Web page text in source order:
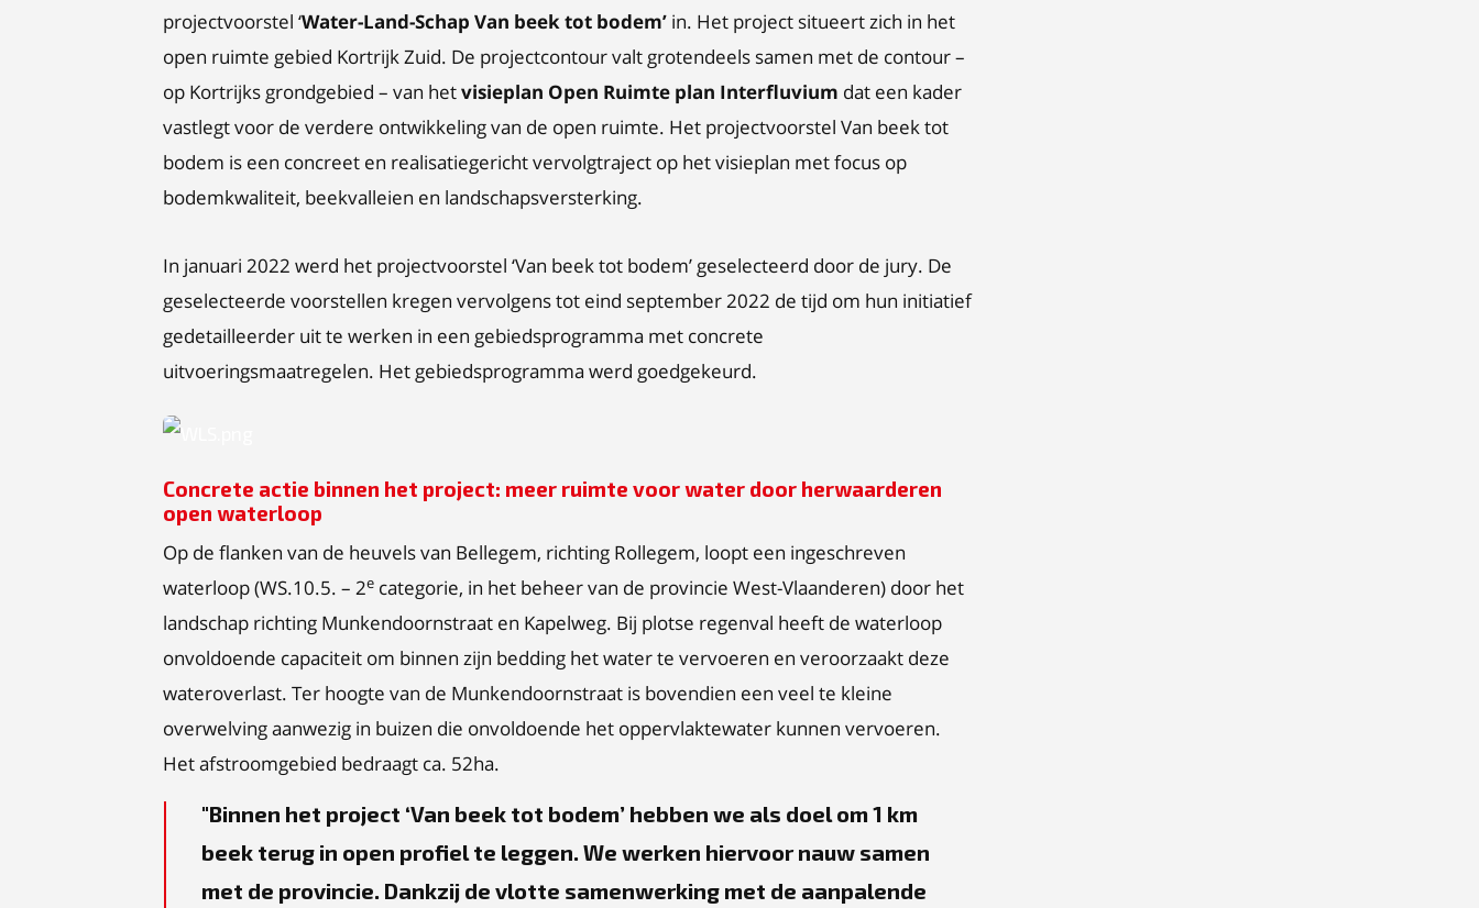
projectvoorstel ‘Water-Land-Schap Van beek tot bodem’ in. Het project situeert zich in het
open ruimte gebied Kortrijk Zuid. De projectcontour valt grotendeels samen met de contour –
op Kortrijks grondgebied – van hetvisieplan Open Ruimte plan Interfluvium dat een kader
vastlegt voor de verdere ontwikkeling van de open ruimte. Het projectvoorstel Van beek tot
bodem is een concreet en realisatiegericht vervolgtraject op het visieplan met focus op
bodemkwaliteit, beekvalleien en landschapsversterking.
In januari 2022 werd het projectvoorstel ‘Van beek tot bodem’ geselecteerd door de jury. De
geselecteerde voorstellen kregen vervolgens tot eind september 2022 de tijd om hun initiatief
gedetailleerder uit te werken in een gebiedsprogramma met concrete
uitvoeringsmaatregelen. Het gebiedsprogramma werd goedgekeurd.
Concrete actie binnen het project: meer ruimte voor water door herwaarderen
open waterloop
Op de flanken van de heuvels van Bellegem, richting Rollegem, loopt een ingeschreven
waterloop (WS.10.5. – 2e categorie, in het beheer van de provincie West-Vlaanderen) door het
landschap richting Munkendoornstraat en Kapelweg. Bij plotse regenval heeft de waterloop
onvoldoende capaciteit om binnen zijn bedding het water te vervoeren en veroorzaakt deze
wateroverlast. Ter hoogte van de Munkendoornstraat is bovendien een veel te kleine
overwelving aanwezig in buizen die onvoldoende het oppervlaktewater kunnen vervoeren.
Het afstroomgebied bedraagt ca. 52ha.
Binnen het project ‘Van beek tot bodem’ hebben we als doel om 1 km
beek terug in open profiel te leggen. We werken hiervoor nauw samen
met de provincie. Dankzij de vlotte samenwerking met de aanpalende